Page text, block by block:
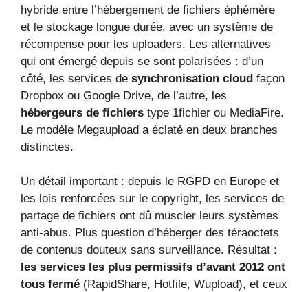
hybride entre l’hébergement de fichiers éphémère
et le stockage longue durée, avec un système de
récompense pour les uploaders. Les alternatives
qui ont émergé depuis se sont polarisées : d’un
côté, les services de synchronisation cloud façon
Dropbox ou Google Drive, de l’autre, les
hébergeurs de fichiers type 1fichier ou MediaFire.
Le modèle Megaupload a éclaté en deux branches
distinctes.
Un détail important : depuis le RGPD en Europe et
les lois renforcées sur le copyright, les services de
partage de fichiers ont dû muscler leurs systèmes
anti-abus. Plus question d’héberger des téraoctets
de contenus douteux sans surveillance. Résultat :
les services les plus permissifs d’avant 2012 ont
tous fermé (RapidShare, Hotfile, Wupload), et ceux